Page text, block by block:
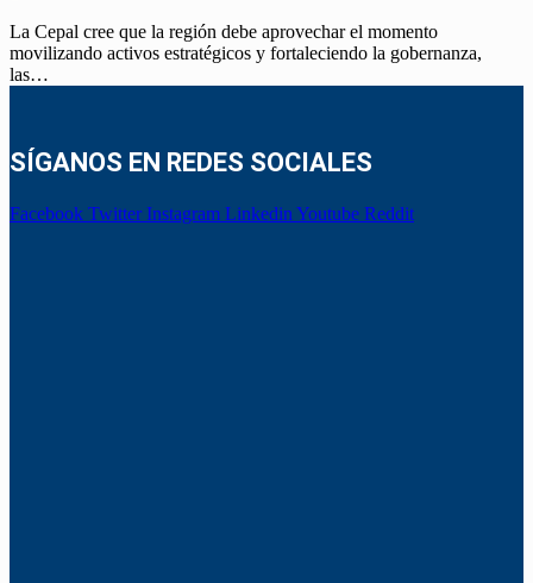
La Cepal cree que la región debe aprovechar el momento
movilizando activos estratégicos y fortaleciendo la gobernanza,
las…
SÍGANOS EN REDES SOCIALES
Facebook Twitter Instagram Linkedin Youtube Reddit